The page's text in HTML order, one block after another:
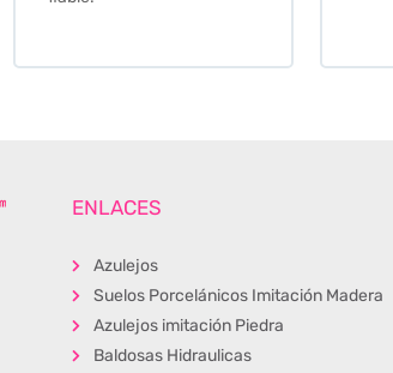
ENLACES
Azulejos
Suelos Porcelánicos Imitación Madera
Azulejos imitación Piedra
Baldosas Hidraulicas